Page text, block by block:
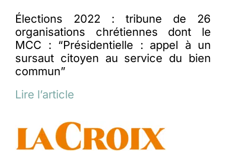
Élections 2022 : tribune de 26
organisations chrétiennes dont le
MCC : “Présidentielle : appel à un
sursaut citoyen au service du bien
commun”
Lire l’article